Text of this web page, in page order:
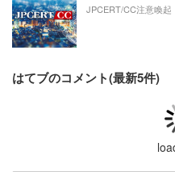
JPCERT/CC注意喚起
はてブのコメント(最新5件)